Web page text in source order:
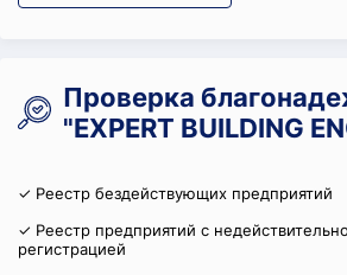
Проверка
"EXPERT BUILDING
✓ Реестр бездействующих предприятий
✓ Реестр предприятий с
регистрацией